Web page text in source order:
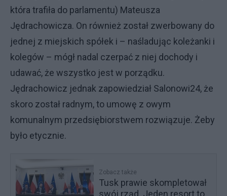
która trafiła do parlamentu) Mateusza
Jędrachowicza. On również został zwerbowany do
jednej z miejskich spółek i – naśladując koleżanki i
kolegów – mógł nadal czerpać z niej dochody i
udawać, że wszystko jest w porządku.
Jędrachowicz jednak zapowiedział Salonowi24, że
skoro został radnym, to umowę z owym
komunalnym przedsiębiorstwem rozwiązuje. Żeby
było etycznie.
Zobacz także
Tusk prawie skompletował
swój rząd. Jeden resort to